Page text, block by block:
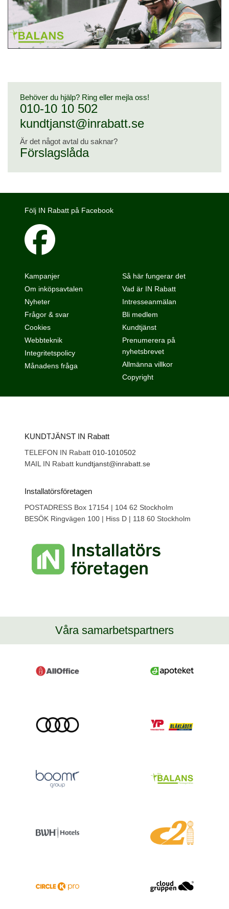
Behöver du hjälp? Ring eller mejla oss!
010-10 10 502
kundtjanst@inrabatt.se
Är det något avtal du saknar?
Förslagslåda
Följ IN Rabatt på Facebook
Kampanjer
Om inköpsavtalen
Nyheter
Frågor & svar
Så här fungerar det
Vad är IN Rabatt
Intresseanmälan
Bli medlem
Cookies
Webbteknik
Integritetspolicy
Månadens fråga
Kundtjänst
Prenumerera på
nyhetsbrevet
Allmänna villkor
Copyright
KUNDTJÄNST IN Rabatt
TELEFON IN Rabatt 010-1010502
MAIL IN Rabatt kundtjanst@inrabatt.se
Installatörsföretagen
POSTADRESS Box 17154 | 104 62 Stockholm
BESÖK Ringvägen 100 | Hiss D | 118 60 Stockholm
Våra samarbetspartners